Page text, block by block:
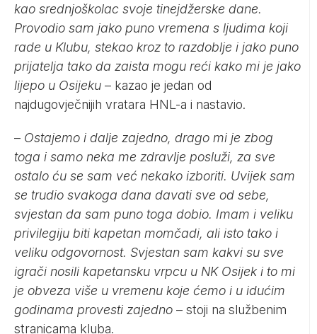
kao srednjoškolac svoje tinejdžerske dane.
Provodio sam jako puno vremena s ljudima koji
rade u Klubu, stekao kroz to razdoblje i jako puno
prijatelja tako da zaista mogu reći kako mi je jako
lijepo u Osijeku – kazao je jedan od
najdugovječnijih vratara HNL-a i nastavio.
– Ostajemo i dalje zajedno, drago mi je zbog
toga i samo neka me zdravlje posluži, za sve
ostalo ću se sam već nekako izboriti. Uvijek sam
se trudio svakoga dana davati sve od sebe,
svjestan da sam puno toga dobio. Imam i veliku
privilegiju biti kapetan momčadi, ali isto tako i
veliku odgovornost. Svjestan sam kakvi su sve
igrači nosili kapetansku vrpcu u NK Osijek i to mi
je obveza više u vremenu koje ćemo i u idućim
godinama provesti zajedno – stoji na službenim
stranicama kluba.